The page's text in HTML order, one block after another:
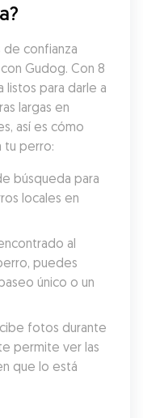
de confianza
Gudog. Con 8
para darle a
largas en
así es cómo
tu perro:
búsqueda para
locales en
al
puedes
único o un
fotos durante
permite ver las
que lo está